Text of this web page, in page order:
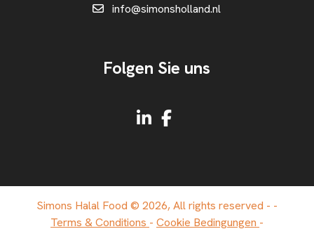
info@simonsholland.nl
Folgen Sie uns
Simons Halal Food © 2026, All rights reserved - -
Terms & Conditions - Cookie Bedingungen -